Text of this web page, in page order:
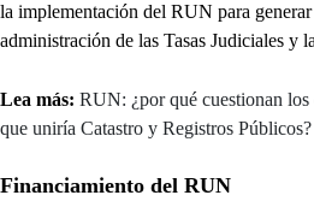
la implementación del RUN para
administración de las Tasas Judiciales y
Lea más: RUN: ¿por qué cuestionan
que uniría Catastro y Registros Públicos?
Financiamiento del RUN